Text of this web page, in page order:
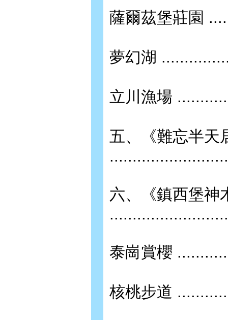
薩爾茲堡莊園
夢幻湖
立川漁場
五、《難忘半天
六、《鎮西堡神
泰崗賞櫻
核桃步道